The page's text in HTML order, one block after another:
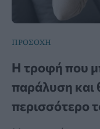
ΠΡΟΣΟΧΗ
Η τροφή που
παράλυση και
περισσότερο